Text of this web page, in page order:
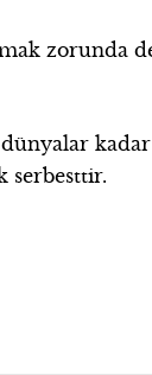
zorunda
dünyalar
serbesttir.